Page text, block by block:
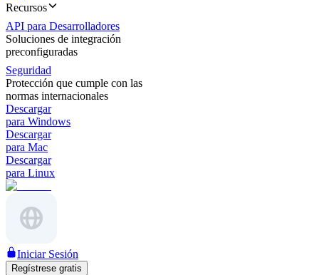
Recursos
API para Desarrolladores
Soluciones de integración
preconfiguradas
Seguridad
Protección que cumple con las
normas internacionales
Descargar
para Windows
Descargar
para Mac
Descargar
para Linux
Iniciar Sesión
Regístrese gratis